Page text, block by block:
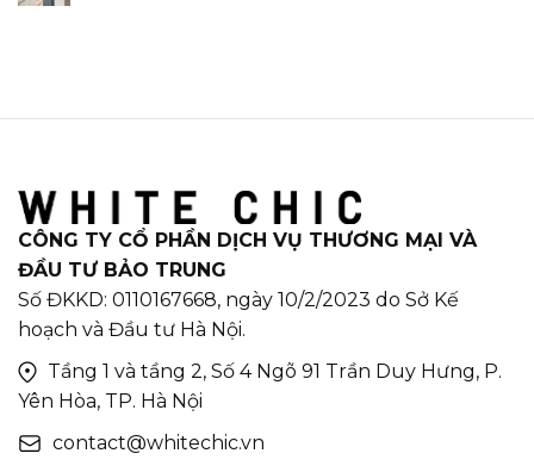
CÔNG TY CỔ PHẦN DỊCH VỤ THƯƠNG MẠI VÀ
ĐẦU TƯ BẢO TRUNG
Số ĐKKD: 0110167668, ngày 10/2/2023 do Sở Kế
hoạch và Đầu tư Hà Nội.
Tầng 1 và tầng 2, Số 4 Ngõ 91 Trần Duy Hưng, P.
Yên Hòa, TP. Hà Nội
contact@whitechic.vn